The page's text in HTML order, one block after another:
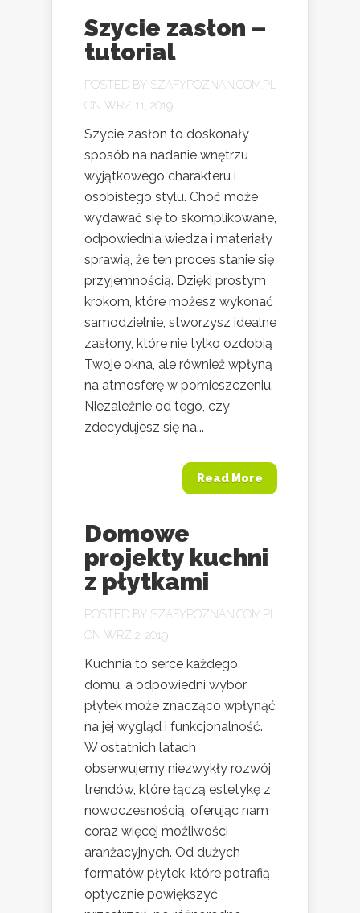
Szycie zasłon –
tutorial
POSTED BY SZAFYPOZNAN.COM.PL
ON WRZ 11, 2019
Szycie zasłon to doskonały
sposób na nadanie wnętrzu
wyjątkowego charakteru i
osobistego stylu. Choć może
wydawać się to skomplikowane,
odpowiednia wiedza i materiały
sprawią, że ten proces stanie się
przyjemnością. Dzięki prostym
krokom, które możesz wykonać
samodzielnie, stworzysz idealne
zasłony, które nie tylko ozdobią
Twoje okna, ale również wpłyną
na atmosferę w pomieszczeniu.
Niezależnie od tego, czy
zdecydujesz się na...
Read More
Domowe
projekty kuchni
z płytkami
POSTED BY SZAFYPOZNAN.COM.PL
ON WRZ 2, 2019
Kuchnia to serce każdego
domu, a odpowiedni wybór
płytek może znacząco wpłynąć
na jej wygląd i funkcjonalność.
W ostatnich latach
obserwujemy niezwykły rozwój
trendów, które łączą estetykę z
nowoczesnością, oferując nam
coraz więcej możliwości
aranżacyjnych. Od dużych
formatów płytek, które potrafią
optycznie powiększyć